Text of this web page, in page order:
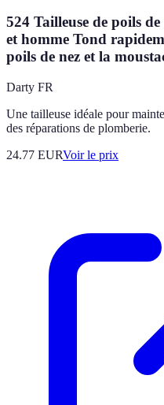
524 Tailleuse de poils
et homme Tond
poils de nez et la
Darty FR
Une tailleuse idéale pour
des réparations de plomberie.
24.77 EURVoir le prix